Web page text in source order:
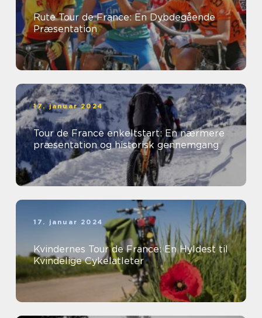
Rute Tour de France: En Dybdegående
Præsentation
17. januar 2024
Tour de France enkeltstart: En nærmere
præsentation og historisk gennemgang
17. januar 2024
Kvindernes Tour de France: En Hyldest til
Kvindelige Cykelatleter